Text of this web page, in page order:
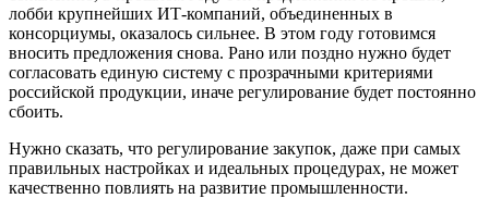
лобби крупнейших ИТ-компаний, объединенных в
консорциумы, оказалось сильнее. В этом году готовимся
вносить предложения снова. Рано или поздно нужно будет
согласовать единую систему с прозрачными критериями
российской продукции, иначе регулирование будет постоянно
сбоить.
Нужно сказать, что регулирование закупок, даже при самых
правильных настройках и идеальных процедурах, не может
качественно повлиять на развитие промышленности.